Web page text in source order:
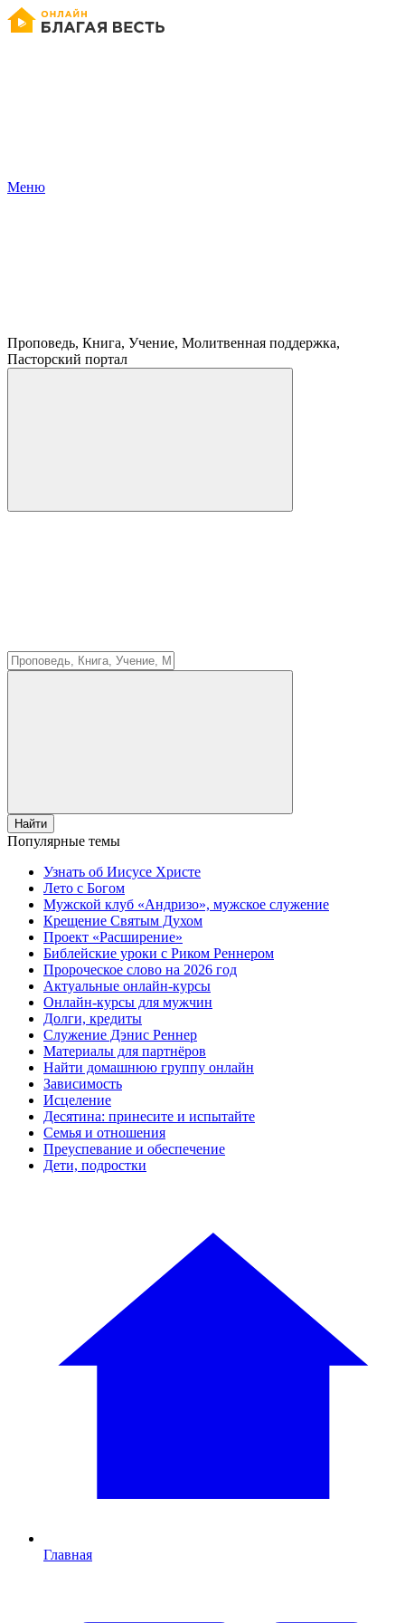
Меню
Проповедь, Книга, Учение, Молитвенная поддержка,
Пасторский портал
Найти
Популярные темы
Узнать об Иисусе Христе
Лето с Богом
Мужской клуб «Андризо», мужское служение
Крещение Святым Духом
Проект «Расширение»
Библейские уроки с Риком Реннером
Пророческое слово на 2026 год
Актуальные онлайн-курсы
Онлайн-курсы для мужчин
Долги, кредиты
Служение Дэнис Реннер
Материалы для партнёров
Найти домашнюю группу онлайн
Зависимость
Исцеление
Десятина: принесите и испытайте
Семья и отношения
Преуспевание и обеспечение
Дети, подростки
Главная